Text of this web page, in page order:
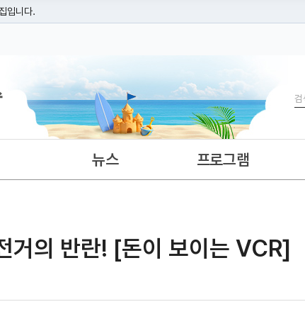
입니다.
용하고 있다면 아래 URL에서 도메인 주소를 확인해 보세요
뉴스 프로그램
거의 반란! [돈이 보이는 VCR]